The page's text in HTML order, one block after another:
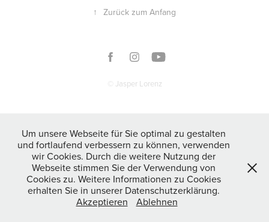
↑ Zurück zum Anfang
© Jasper Lorenz
Um unsere Webseite für Sie optimal zu gestalten
und fortlaufend verbessern zu können, verwenden
wir Cookies. Durch die weitere Nutzung der
Webseite stimmen Sie der Verwendung von
Cookies zu. Weitere Informationen zu Cookies
erhalten Sie in unserer Datenschutzerklärung.
Akzeptieren
Ablehnen